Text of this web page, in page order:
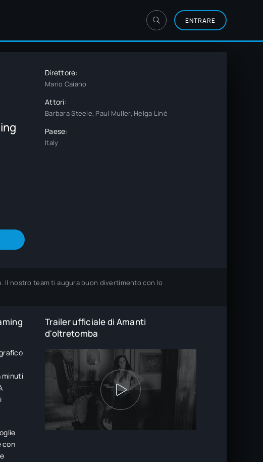
ENTRARE
Direttore:
Mario Caiano
Attori:
Barbara Steele, Paul Muller, Helga Liné
Paese:
Italy
Il nostro team ti augura buon divertimento con lo
minuti
con
Trailer ufficiale di Amanti
d'oltretomba